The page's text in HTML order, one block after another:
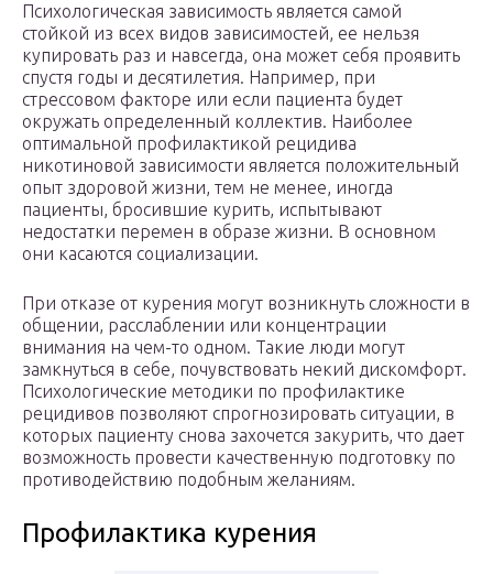
Психологическая зависимость является самой
стойкой из всех видов зависимостей, ее нельзя
купировать раз и навсегда, она может себя проявить
спустя годы и десятилетия. Например, при
стрессовом факторе или если пациента будет
окружать определенный коллектив. Наиболее
оптимальной профилактикой рецидива
никотиновой зависимости является положительный
опыт здоровой жизни, тем не менее, иногда
пациенты, бросившие курить, испытывают
недостатки перемен в образе жизни. В основном
они касаются социализации.
При отказе от курения могут возникнуть сложности в
общении, расслаблении или концентрации
внимания на чем-то одном. Такие люди могут
замкнуться в себе, почувствовать некий дискомфорт.
Психологические методики по профилактике
рецидивов позволяют спрогнозировать ситуации, в
которых пациенту снова захочется закурить, что дает
возможность провести качественную подготовку по
противодействию подобным желаниям.
Профилактика курения